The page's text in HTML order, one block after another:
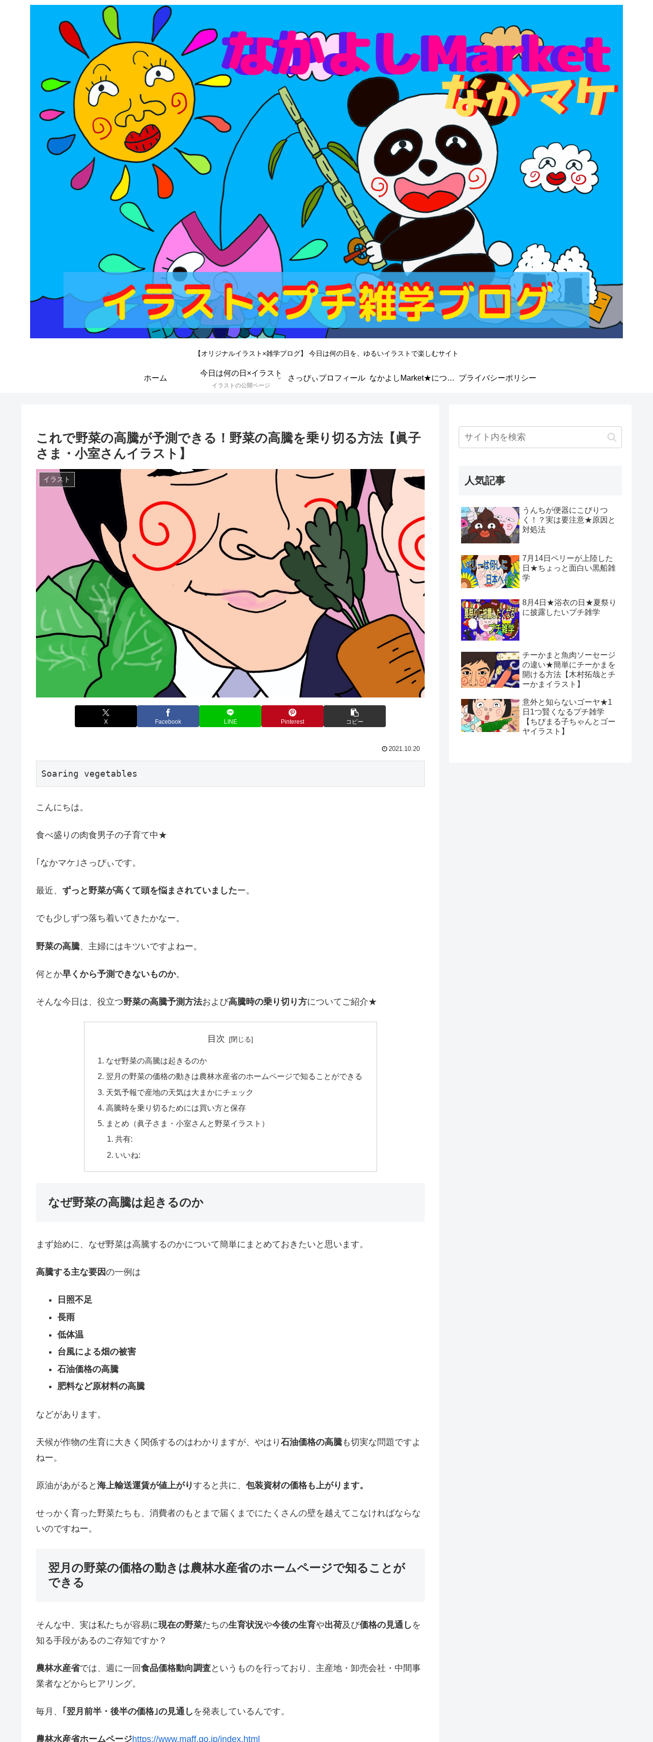
【オリジナルイラスト×雑学ブログ】 今日は何の日を、ゆるいイラストで楽しむサイト
ホーム
今日は何の日×イラスト
イラストの公開ページ
さっぴぃプロフィール なかよしMarket★について プライバシーポリシー
これで野菜の高騰が予測できる！野菜の高騰を乗り切る方法【眞子
さま・小室さんイラスト】
イラスト
X Facebook LINE Pinterest コピー
2021.10.20
Soaring vegetables
こんにちは。
食べ盛りの肉食男子の子育て中★
｢なかマケ｣さっぴぃです。
最近、 ずっと野菜が高くて頭を悩まされていましたー。
でも少しずつ落ち着いてきたかなー。
野菜の高騰、主婦にはキツいですよねー。
何とか早くから予測できないものか。
そんな今日は、役立つ野菜の高騰予測方法および高騰時の乗り切り方についてご紹介★
目次
なぜ野菜の高騰は起きるのか
翌月の野菜の価格の動きは農林水産省のホームページで知ることができる
天気予報で産地の天気は大まかにチェック
高騰時を乗り切るためには買い方と保存
まとめ（眞子さま・小室さんと野菜イラスト）
共有:
いいね:
なぜ野菜の高騰は起きるのか
まず始めに、なぜ野菜は高騰するのかについて簡単にまとめておきたいと思います。
高騰する主な要因の一例は
日照不足
長雨
低体温
台風による畑の被害
石油価格の高騰
肥料など原材料の高騰
などがあります。
天候が作物の生育に大きく関係するのはわかりますが、やはり 石油価格の高騰も切実な問題ですよ
ねー。
原油があがると 海上輸送運賃が値上がりすると共に、 包装資材の価格も上がります。
せっかく育った野菜たちも、消費者のもとまで届くまでにたくさんの壁を越えてこなければならな
いのですねー。
翌月の野菜の価格の動きは農林水産省のホームページで知ることが
できる
そんな中、実は私たちが容易に現在の野菜たちの生育状況や今後の生育や出荷及び価格の見通し を
知る手段があるのご存知ですか？
農林水産省では、週に一回食品価格動向調査というものを行っており、主産地・卸売会社・中間事
業者などからヒアリング。
毎月、 ｢翌月前半・後半の価格｣の見通し を発表しているんです。
農林水産省ホームページhttps://www.maff.go.jp/index.html
人気記事
うんちが便器にこびりつ
く！？実は要注意★原因と
対処法
7月14日ペリーが上陸した
日★ちょっと面白い黒船雑
学
8月4日★浴衣の日★夏祭り
に披露したいプチ雑学
チーかまと魚肉ソーセージ
の違い★簡単にチーかまを
開ける方法【木村拓哉とチ
ーかまイラスト】
意外と知らないゴーヤ★1
日1つ賢くなるプチ雑学
【ちびまる子ちゃんとゴー
ヤイラスト】